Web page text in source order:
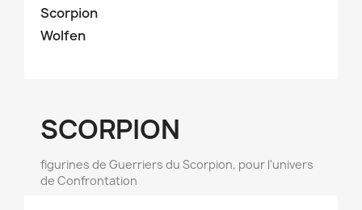
Scorpion
Wolfen
SCORPION
figurines de Guerriers du Scorpion, pour l'univers
de Confrontation